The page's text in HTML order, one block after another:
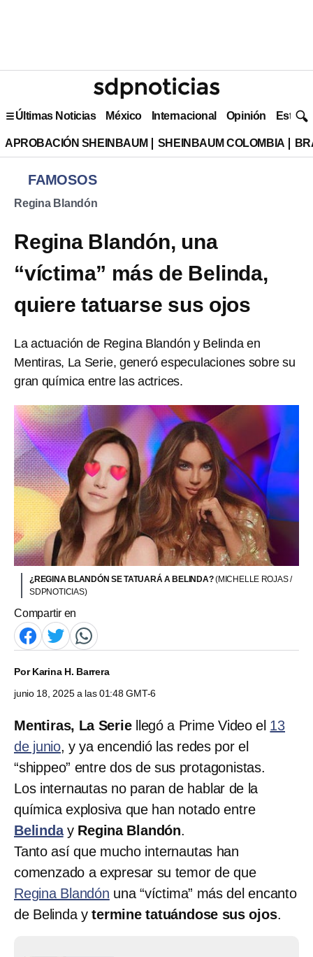
Últimas Noticias México Internacional Opinión Estilo
APROBACIÓN SHEINBAUM SHEINBAUM COLOMBIA
FAMOSOS
Regina Blandón
Regina Blandón, una
“víctima” más de Belinda,
quiere tatuarse sus ojos
La actuación de Regina Blandón y Belinda en
Mentiras, La Serie, generó especulaciones sobre su
gran química entre las actrices.
¿REGINA BLANDÓN SE TATUARÁ A BELINDA?(MICHELLE ROJAS /
SDPNOTICIAS)
Compartir en
PorKarina H. Barrera
junio 18, 2025 a las 01:48 GMT-6
Mentiras, La Seriellegó a Prime Video el 13
de junio, y ya encendió las redes por el
“shippeo” entre dos de sus protagonistas.
Los internautas no paran de hablar de la
química explosiva que han notado entre
Belinday Regina Blandón.
Tanto así que mucho internautas han
comenzado a expresar su temor de que
Regina Blandón una “víctima” más del encanto
de Belinda ytermine tatuándose sus ojos.